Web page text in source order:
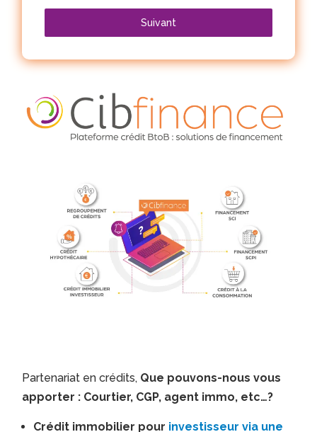
Suivant
Partenariat en crédits, Que pouvons-nous vous
apporter : Courtier, CGP, agent immo, etc…?
Crédit immobilier pour investisseur via une